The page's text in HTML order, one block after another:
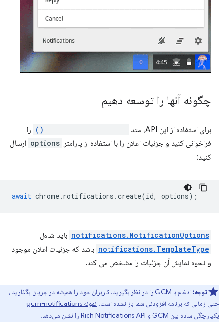
چگونه آنها را توسعه دهیم
برای استفاده از این API، متد
را
فراخوانی کنید و جزئیات اعلان را با استفاده از پارامتر options ارسال
کنید:
await chrome.notifications .create(id, options);
notifications.NotificationOptions باید شامل
notifications.TemplateType باشد که جزئیات اعلان موجود
و نحوه نمایش آن جزئیات را مشخص می کند.
توجه: ادغام با GCM را در نظر بگیرید. کاربران خود را همیشه در جریان بگذارید ،
حتی زمانی که برنامه افزودنی شما باز نشده است. نمونه gcm-notifications
یکپارچگی ساده بین GCM و Rich Notifications API را نشان می‌دهد.